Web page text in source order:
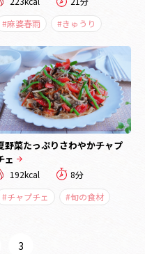
#麻婆春雨
#きゅうり
野菜たっぷりさわやかチャプ
ェ
192kcal
8分
#チャプチェ
#旬の食材
3